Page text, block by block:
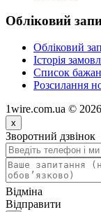
Обліковий
Обліковий
Історія
Список
Розсилання
1wire.com.ua © 2026
x
Зворотний дзвінок
Відміна
Відправити